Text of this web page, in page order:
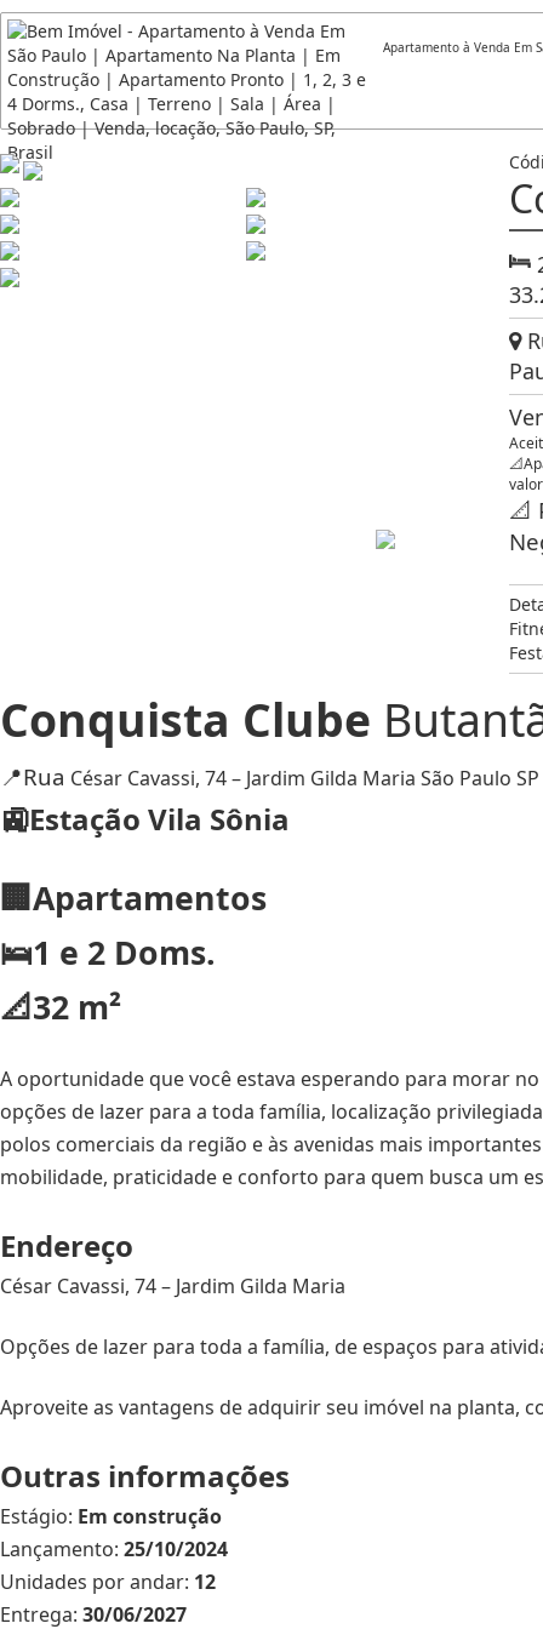
Apartamento à Venda Em
33
📐
Conquista Clube
📍Rua César Cavassi, 74 – Jardim Gilda Maria São Paulo
🚉Estação Vila Sônia
🏢Apartamentos
🛌1 e 2 Doms.
📐32 m²
A oportunidade que você estava esperando para morar
opções de lazer para a toda família, localização
polos comerciais da região e às avenidas mais
mobilidade, praticidade e conforto para quem busca um
Endereço
César Cavassi, 74 – Jardim Gilda Maria
Opções de lazer para toda a família, de espaços para
Aproveite as vantagens de adquirir seu imóvel na planta,
Outras informações
Estágio: Em construção
Lançamento: 25/10/2024
Unidades por andar: 12
Entrega: 30/06/2027